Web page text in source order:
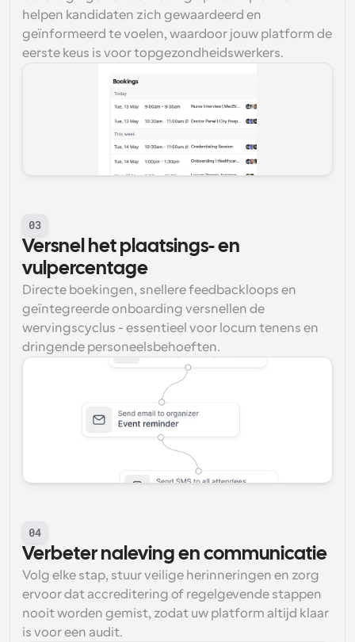
helpen kandidaten zich gewaardeerd en
geïnformeerd te voelen, waardoor jouw platform de
eerste keus is voor topgezondheidswerkers.
03
Versnel het plaatsings- en
vulpercentage
Directe boekingen, snellere feedbackloops en
geïntegreerde onboarding versnellen de
wervingscyclus - essentieel voor locum tenens en
dringende personeelsbehoeften.
04
Verbeter naleving en communicatie
Volg elke stap, stuur veilige herinneringen en zorg
ervoor dat accreditering of regelgevende stappen
nooit worden gemist, zodat uw platform altijd klaar
is voor een audit.